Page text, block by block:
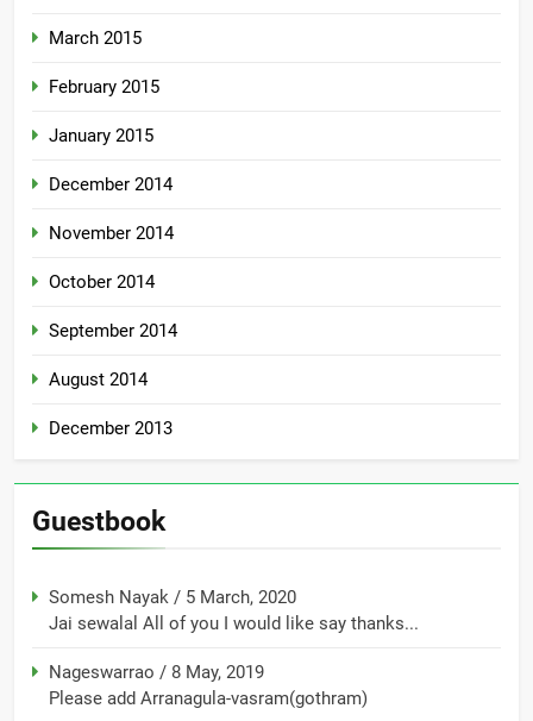
March 2015
February 2015
January 2015
December 2014
November 2014
October 2014
September 2014
August 2014
December 2013
Guestbook
Somesh Nayak / 5 March, 2020
Jai sewalal All of you I would like say thanks...
Nageswarrao / 8 May, 2019
Please add Arranagula-vasram(gothram)